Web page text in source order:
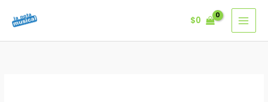
$0